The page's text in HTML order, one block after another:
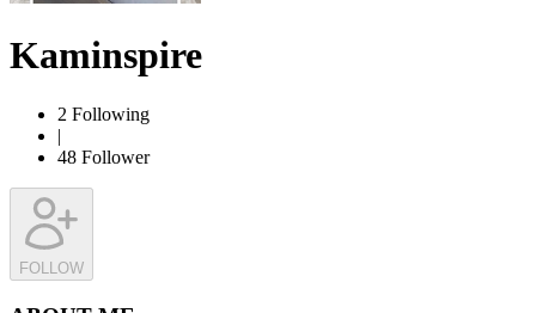
Kaminspire
2 Following
|
48 Follower
FOLLOW